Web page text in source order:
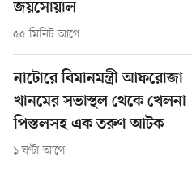
জয়সোয়াল
৫৫ মিনিট আগে
নাটোরে বিমানমন্ত্রী আফরোজা
খানমের সভাস্থল থেকে খেলনা
পিস্তলসহ এক তরুণ আটক
১ ঘণ্টা আগে